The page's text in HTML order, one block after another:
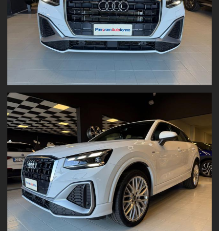
Park Assist
Specchietti elettrici, riscaldabili e richiudibili
Audi Virtual Cockpit
Audi Drive Select
Radio DAB
Ambient Light Plus
Prezzo al netto dell’immatricolazione
Panoramauto Torino S.r.l.
Valutiamo il tuo usato!
Vuoi permutare la tua vettura o venderla?
Inviaci
foto e datisu:
www.panoramautotorino.it→ sezione “Acquistiamo il tuo
usato”
Strada Settimo 364, Torino(di fronte al centro commerciale
Panorama)
Nota bene:
Tutti i dati tecnici e gli accessori sono riportati con la massima
accuratezza. Tuttavia, le informazioni hannovalore indicativo
non costituiscono vincolo contrattuale.
Fogli informativi disponibili in sede.